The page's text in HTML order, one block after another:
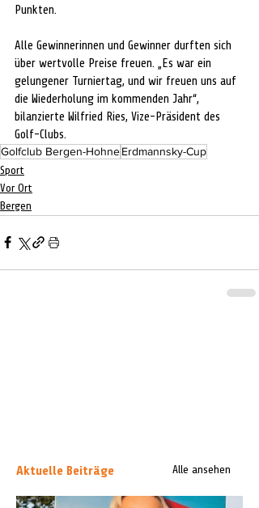
Punkten.
Alle Gewinnerinnen und Gewinner durften sich
über wertvolle Preise freuen. „Es war ein
gelungener Turniertag, und wir freuen uns auf
die Wiederholung im kommenden Jahr“,
bilanzierte Wilfried Ries, Vize-Präsident des
Golfclub Bergen-HohneErdmannsky-Cup
Sport
Vor Ort
Bergen
Aktuelle Beiträge Alle ansehen